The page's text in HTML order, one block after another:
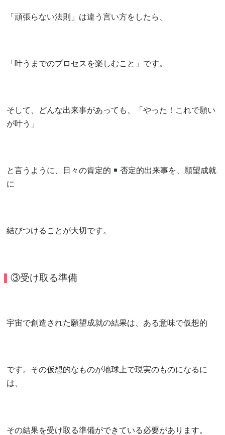
「頑張らない法則」は違う言い方をしたら、
「叶うまでのプロセスを楽しむこと」です。
そして、どんな出来事があっても、「やった！これで願い
が叶う」
と言うように、日々の肯定的
否定的出来事を、願望成就
に
結びつけることが大切です。
③受け取る準備
宇宙で創造された願望成就の結果は、ある意味で仮想的
です。その仮想的なものが地球上で現実のものになるに
は、
その結果を受け取る準備ができている必要があります。